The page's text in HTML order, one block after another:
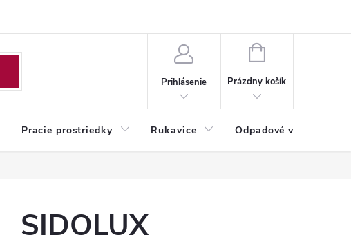
Prihlásenie
NÁKUPNÝ
Prázdny košík
Pracie prostriedky Rukavice Odpadové vrecia
SIDOLUX